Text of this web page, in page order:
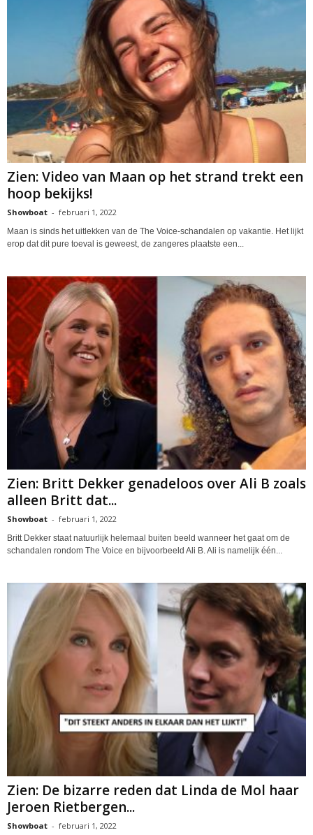
Zien: Video van Maan op het strand trekt een
hoop bekijks!
Showboat - februari 1, 2022
Maan is sinds het uitlekken van de The Voice-schandalen op vakantie. Het lijkt
erop dat dit pure toeval is geweest, de zangeres plaatste een...
Zien: Britt Dekker genadeloos over Ali B zoals
alleen Britt dat...
Showboat - februari 1, 2022
Britt Dekker staat natuurlijk helemaal buiten beeld wanneer het gaat om de
schandalen rondom The Voice en bijvoorbeeld Ali B. Ali is namelijk één...
Zien: De bizarre reden dat Linda de Mol haar
Jeroen Rietbergen...
Showboat - februari 1, 2022